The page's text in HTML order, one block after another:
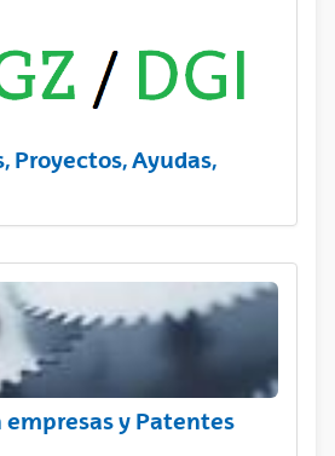
Proyectos, Ayudas,
empresas y Patentes